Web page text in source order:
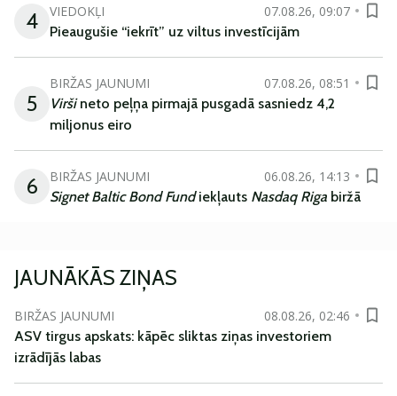
4 VIEDOKĻI
07.08.26, 09:07
Pieaugušie “iekrīt” uz viltus investīcijām
5
BIRŽAS JAUNUMI
07.08.26, 08:51
Viršineto peļņa pirmajā pusgadā sasniedz 4,2
miljonus eiro
6 BIRŽAS JAUNUMI
06.08.26, 14:13
Signet Baltic Bond Fundiekļauts Nasdaq Riga biržā
JAUNĀKĀS ZIŅAS
BIRŽAS JAUNUMI
08.08.26, 02:46
ASV tirgus apskats: kāpēc sliktas ziņas investoriem
izrādījās labas